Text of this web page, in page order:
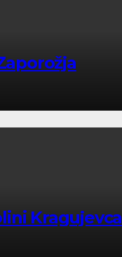
Kragujevca